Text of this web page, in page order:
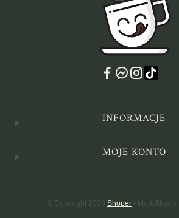
Linki w stopceINFORMACJE
MOJE KONTO
© Copyright 2026 Shoper • Modyfikacje: